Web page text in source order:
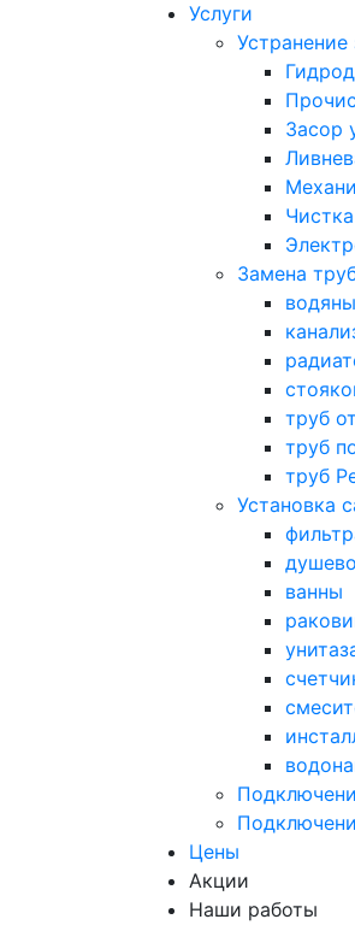
Услуги
Устранение
Засор
Замена
труб
труб
труб
Установка
ванны
Цены
Акции
Наши работы